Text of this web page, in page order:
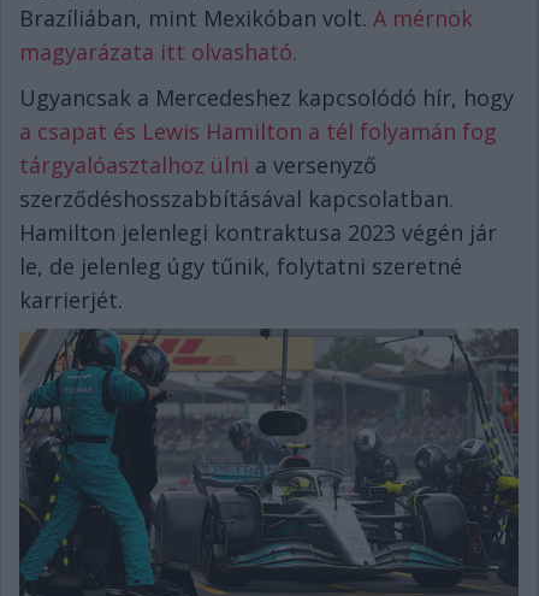
Brazíliában, mint Mexikóban volt. A mérnök
magyarázata itt olvasható.
Ugyancsak a Mercedeshez kapcsolódó hír, hogy
a csapat és Lewis Hamilton a tél folyamán fog
tárgyalóasztalhoz ülni a versenyző
szerződéshosszabbításával kapcsolatban.
Hamilton jelenlegi kontraktusa 2023 végén jár
le, de jelenleg úgy tűnik, folytatni szeretné
karrierjét.